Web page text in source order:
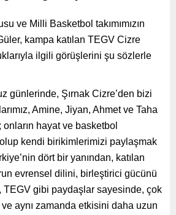
ve Milli Basketbol takımımızın
kampa katılan TEGV Cizre
ilgili görüşlerini şu sözlerle
günlerinde, Şırnak Cizre’den bizi
Amine, Jiyan, Ahmet ve Taha
hayat ve basketbol
kendi birikimlerimizi paylaşmak
dört bir yanından, katılan
evrensel dilini, birleştirici gücünü
TEGV gibi paydaşlar sayesinde, çok
aynı zamanda etkisini daha uzun